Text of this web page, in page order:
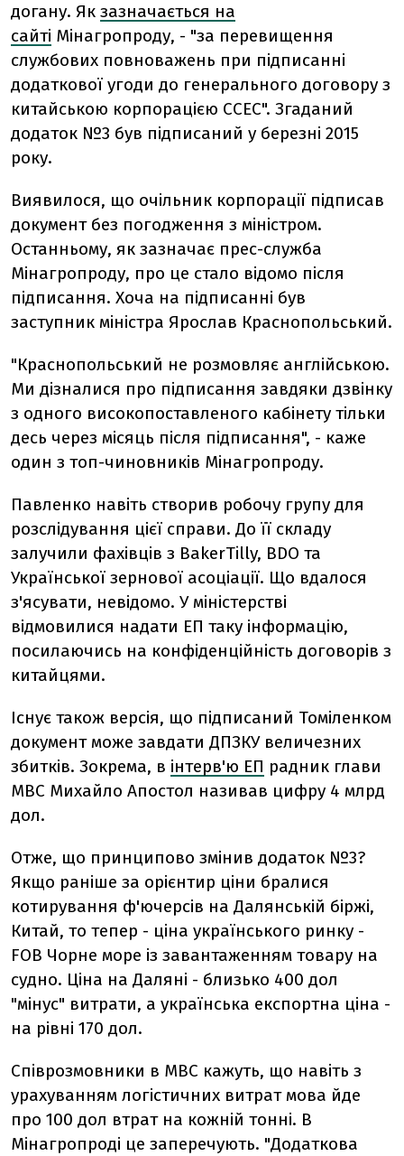
догану. Як зазначається на
сайті Мінагропроду, - "за перевищення
службових повноважень при підписанні
додаткової угоди до генерального договору з
китайською корпорацією ССЕС". Згаданий
додаток №3 був підписаний у березні 2015
року.
Виявилося, що очільник корпорації підписав
документ без погодження з міністром.
Останньому, як зазначає прес-служба
Мінагропроду, про це стало відомо після
підписання. Хоча на підписанні був
заступник міністра Ярослав Краснопольський.
"Краснопольський не розмовляє англійською.
Ми дізналися про підписання завдяки дзвінку
з одного високопоставленого кабінету тільки
десь через місяць після підписання", - каже
один з топ-чиновників Мінагропроду.
Павленко навіть створив робочу групу для
розслідування цієї справи. До її складу
залучили фахівців з BakerTilly, BDO та
Української зернової асоціації. Що вдалося
з'ясувати, невідомо. У міністерстві
відмовилися надати ЕП таку інформацію,
посилаючись на конфіденційність договорів з
китайцями.
Існує також версія, що підписаний Томіленком
документ може завдати ДПЗКУ величезних
збитків. Зокрема, в інтерв'ю ЕП радник глави
МВС Михайло Апостол називав цифру 4 млрд
дол.
Отже, що принципово змінив додаток №3?
Якщо раніше за орієнтир ціни бралися
котирування ф'ючерсів на Далянській біржі,
Китай, то тепер - ціна українського ринку -
FOB Чорне море із завантаженням товару на
судно. Ціна на Даляні - близько 400 дол
"мінус" витрати, а українська експортна ціна -
на рівні 170 дол.
Співрозмовники в МВС кажуть, що навіть з
урахуванням логістичних витрат мова йде
про 100 дол втрат на кожній тонні. В
Мінагропроді це заперечують. "Додаткова